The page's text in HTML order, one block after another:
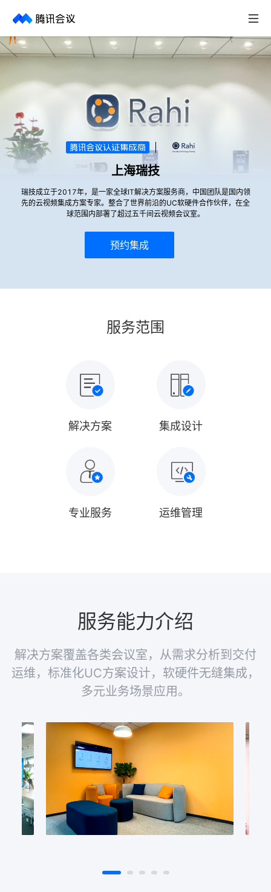
取消
历史搜索
上海瑞技
瑞技成立于2017年，是一家全球IT解决方案服务商，中国团队是国内领
先的云视频集成方案专家。整合了世界前沿的UC软硬件合作伙伴，在全
球范围内部署了超过五千间云视频会议室。
预约集成
服务范围
解决方案 集成设计
专业服务 运维管理
服务能力介绍
解决方案覆盖各类会议室，从需求分析到交付
运维，标准化UC方案设计，软硬件无缝集成，
多元业务场景应用。